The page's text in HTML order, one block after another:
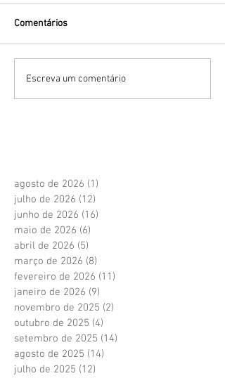
Comentários
Escreva um comentário
agosto de 2026 (1)
julho de 2026 (12)
junho de 2026 (16)
maio de 2026 (6)
abril de 2026 (5)
março de 2026 (8)
fevereiro de 2026 (11)
janeiro de 2026 (9)
novembro de 2025 (2)
outubro de 2025 (4)
setembro de 2025 (14)
agosto de 2025 (14)
julho de 2025 (12)